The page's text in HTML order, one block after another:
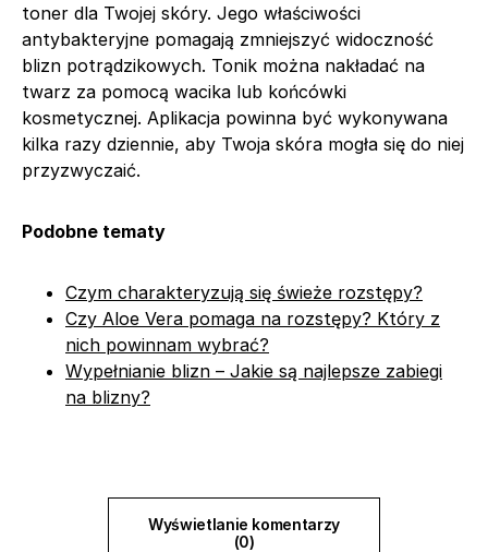
toner dla Twojej skóry. Jego właściwości
antybakteryjne pomagają zmniejszyć widoczność
blizn potrądzikowych. Tonik można nakładać na
twarz za pomocą wacika lub końcówki
kosmetycznej. Aplikacja powinna być wykonywana
kilka razy dziennie, aby Twoja skóra mogła się do niej
przyzwyczaić.
Podobne tematy
Czym charakteryzują się świeże rozstępy?
Czy Aloe Vera pomaga na rozstępy? Który z
nich powinnam wybrać?
Wypełnianie blizn – Jakie są najlepsze zabiegi
na blizny?
Wyświetlanie komentarzy
(0)